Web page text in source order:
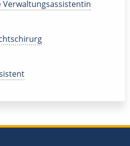
Verwaltungsassistentin